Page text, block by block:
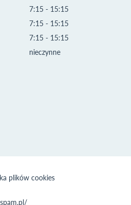
7:15 - 15:15
7:15 - 15:15
7:15 - 15:15
nieczynne
plików cookies